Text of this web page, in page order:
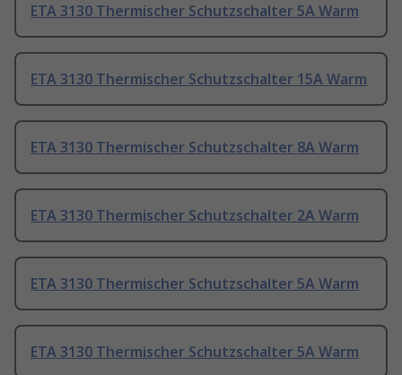
ETA 3130 Thermischer Schutzschalter 5A Warm
ETA 3130 Thermischer Schutzschalter 15A Warm
ETA 3130 Thermischer Schutzschalter 8A Warm
ETA 3130 Thermischer Schutzschalter 2A Warm
ETA 3130 Thermischer Schutzschalter 5A Warm
ETA 3130 Thermischer Schutzschalter 5A Warm